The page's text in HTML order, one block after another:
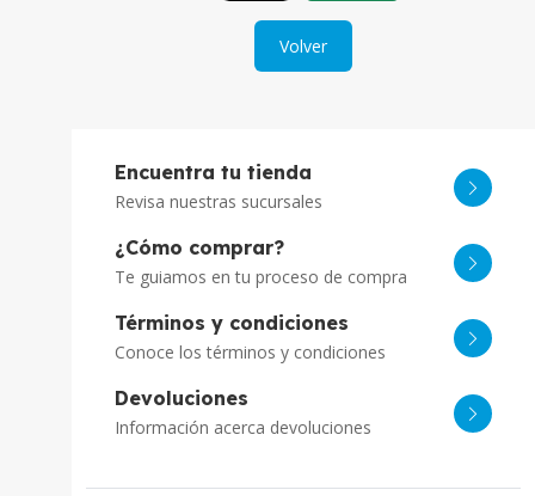
Volver
Encuentra tu tienda
Revisa nuestras sucursales
¿Cómo comprar?
Te guiamos en tu proceso de compra
Términos y condiciones
Conoce los términos y condiciones
Devoluciones
Información acerca devoluciones